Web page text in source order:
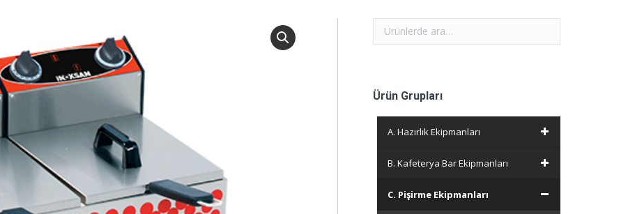
Ürün Grupları
A. Hazırlık Ekipmanları
B. Kafeterya Bar Ekipmanları
C. Pişirme Ekipmanları